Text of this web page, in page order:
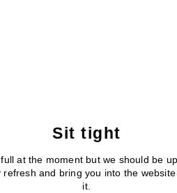
Sit tight
at the moment but we should be
and bring you into the
it.